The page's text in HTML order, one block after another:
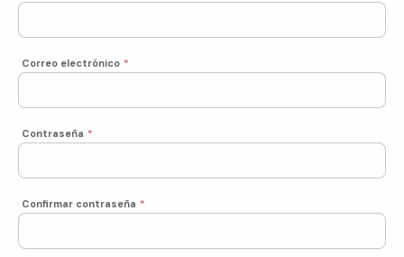
Correo electrónico *
Contraseña *
Confirmar contraseña *